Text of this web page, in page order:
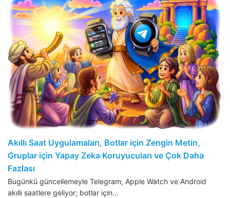
Akıllı Saat Uygulamaları, Botlar için Zengin Metin,
Gruplar için Yapay Zeka Koruyucuları ve Çok Daha
Fazlası
Bugünkü güncellemeyle Telegram, Apple Watch ve Android
akıllı saatlere geliyor; botlar için…